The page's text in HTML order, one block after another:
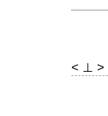
< ⊥ >